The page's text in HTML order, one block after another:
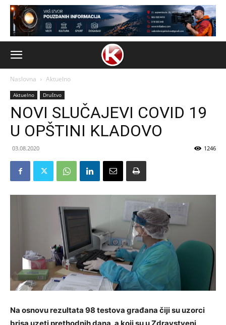
Naslovna Aktuelno
Aktuelno Društvo
NOVI SLUČAJEVI COVID 19
U OPŠTINI KLADOVO
03.08.2020 1246
Na osnovu rezultata 98 testova građana čiji su uzorci